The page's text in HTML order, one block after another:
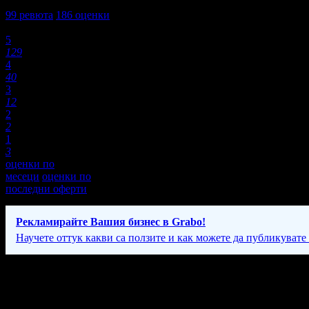
99 ревюта 186 оценки
5
129
4
40
3
12
2
2
1
3
оценки по
месеци оценки по
последни оферти
Рекламирайте Вашия бизнес в Grabo!
Научете оттук какви са ползите и как можете да публикувате